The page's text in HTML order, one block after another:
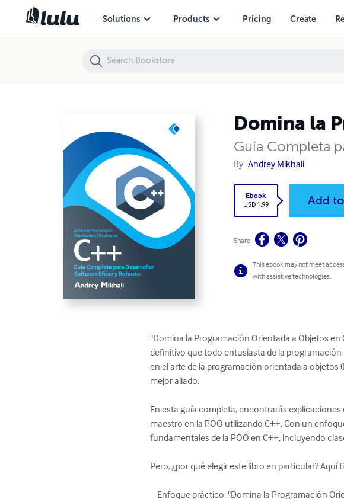
Solutions Products Pricing Create
Domina la
Guía Completa
By Andrey Mikhail
Ebook
USD 1.99 Add
Share
This ebook may not meet
with assistive technologies.
"Domina la Programación Orientada a Objetos
definitivo que todo entusiasta de la
en el arte de la programación orientada a objetos
mejor aliado.
En esta guía completa, encontrarás
maestro en la POO utilizando C++. Con un
fundamentales de la POO en C++, incluyendo
Pero, ¿por qué elegir este libro en particular?
Domina la Programación Orientada a Objetos en C++